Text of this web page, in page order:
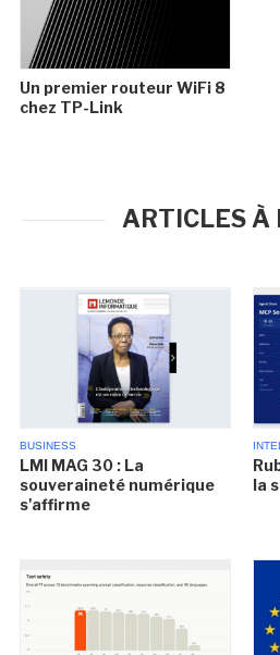
Un premier routeur WiFi 8
chez TP-Link
ARTICLES À
BUSINESS
LMI MAG 30 : La
souveraineté numérique
s'affirme
la